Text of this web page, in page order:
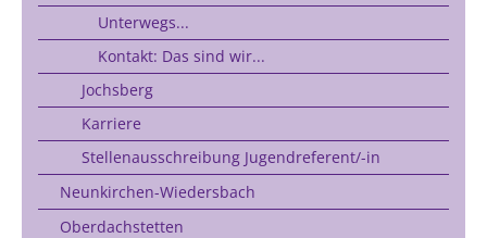
Unterwegs...
Kontakt: Das sind wir...
Jochsberg
Karriere
Stellenausschreibung Jugendreferent/-in
Neunkirchen-Wiedersbach
Oberdachstetten